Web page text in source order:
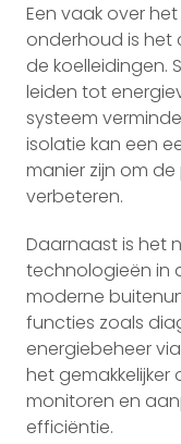
Een vaak over
onderhoud is het
de koelleidingen.
leiden tot
systeem
isolatie kan een
manier zijn om
verbeteren.
Daarnaast is het
technologieën in
moderne
functies zoals
energiebeheer
het
monitoren en
efficiëntie.